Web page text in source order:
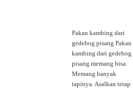
Pakan kambing dari
gedebog pisang Pakan
kambing dari gedebog
pisang memang bisa.
Memang banyak
tapinya. Asalkan tetap